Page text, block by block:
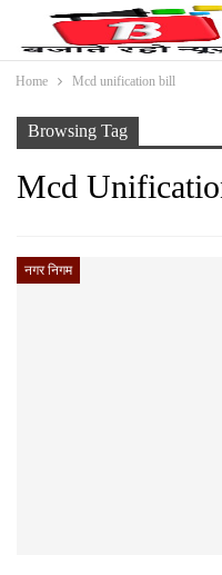
Home Mcd unification bill
Browsing Tag
Mcd
नगर निगम